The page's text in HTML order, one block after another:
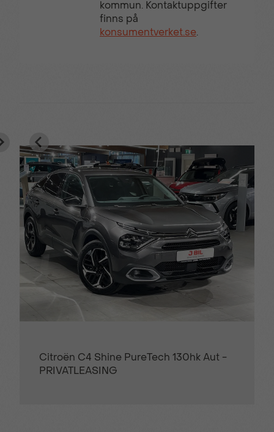
kommun. Kontaktuppgifter
finns på
konsumentverket.se.
Citroën C4 Shine PureTech 130hk Aut -
PRIVATLEASING